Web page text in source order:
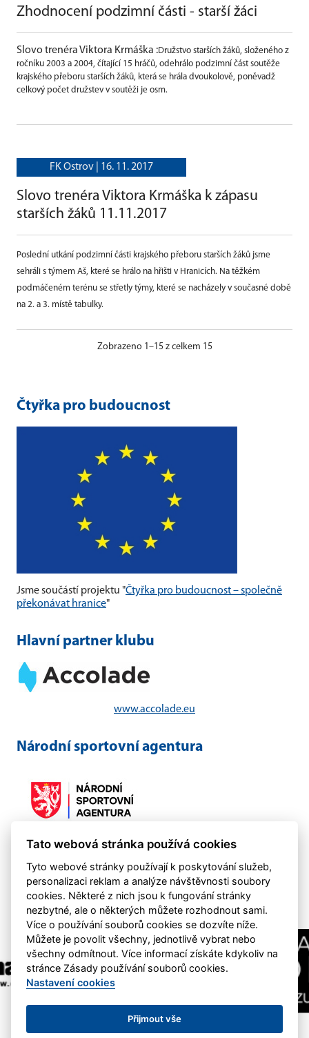
Zhodnocení podzimní části - starší žáci
Slovo trenéra Viktora Krmáška :Družstvo starších žáků, složeného z
ročníku 2003 a 2004, čítající 15 hráčů, odehrálo podzimní část soutěže
krajského přeboru starších žáků, která se hrála dvoukolově, poněvadž
celkový počet družstev v soutěži je osm.
FK Ostrov | 16. 11. 2017
Slovo trenéra Viktora Krmáška k zápasu
starších žáků 11.11.2017
Poslední utkání podzimní části krajského přeboru starších žáků jsme
sehráli s týmem Aš, které se hrálo na hřišti v Hranicích. Na těžkém
podmáčeném terénu se střetly týmy, které se nacházely v současné době
na 2. a 3. místě tabulky.
Zobrazeno 1–15 z celkem 15
Čtyřka pro budoucnost
Jsme součástí projektu "Čtyřka pro budoucnost – společně
překonávat hranice"
Hlavní partner klubu
www.accolade.eu
Národní sportovní agentura
Činnost klubu byla podpořena NSA 2021-2024
Tato webová stránka používá cookies
Tyto webové stránky používají k poskytování služeb,
personalizaci reklam a analýze návštěvnosti soubory
cookies. Některé z nich jsou k fungování stránky
nezbytné, ale o některých můžete rozhodnout sami.
Více o používání souborů cookies se dozvíte níže.
Můžete je povolit všechny, jednotlivě vybrat nebo
všechny odmítnout. Více informací získáte kdykoliv na
stránce Zásady používání souborů cookies.
Nastavení cookies
Přijmout vše